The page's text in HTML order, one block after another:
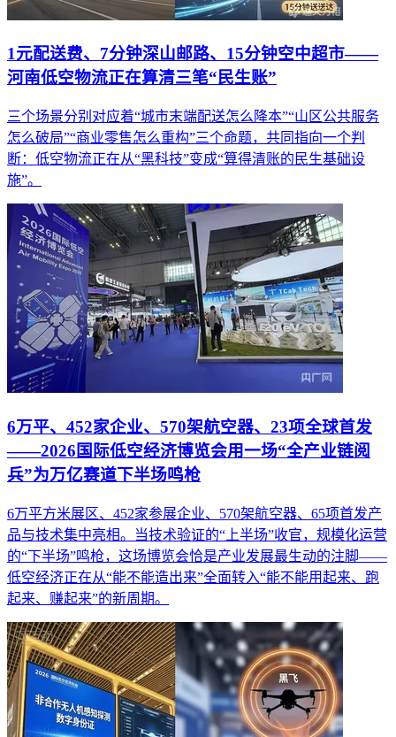
1元配送费、7分钟深山邮路、15分钟空中超市——
河南低空物流正在算清三笔“民生账”
三个场景分别对应着“城市末端配送怎么降本”“山区公共服务
怎么破局”“商业零售怎么重构”三个命题，共同指向一个判
断：低空物流正在从“黑科技”变成“算得清账的民生基础设
施”。
6万平、452家企业、570架航空器、23项全球首发
——2026国际低空经济博览会用一场“全产业链阅
兵”为万亿赛道下半场鸣枪
6万平方米展区、452家参展企业、570架航空器、65项首发产
品与技术集中亮相。当技术验证的“上半场”收官，规模化运营
的“下半场”鸣枪，这场博览会恰是产业发展最生动的注脚——
低空经济正在从“能不能造出来”全面转入“能不能用起来、跑
起来、赚起来”的新周期。